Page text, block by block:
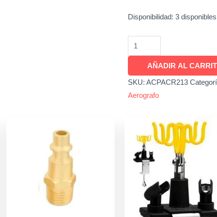
Disponibilidad: 3 disponibles
AÑADIR AL
SKU: ACPACR213
Aerografo